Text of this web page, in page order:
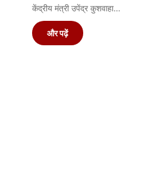
केंद्रीय मंत्री उपेंद्र कुशवाहा…
और पढ़ें